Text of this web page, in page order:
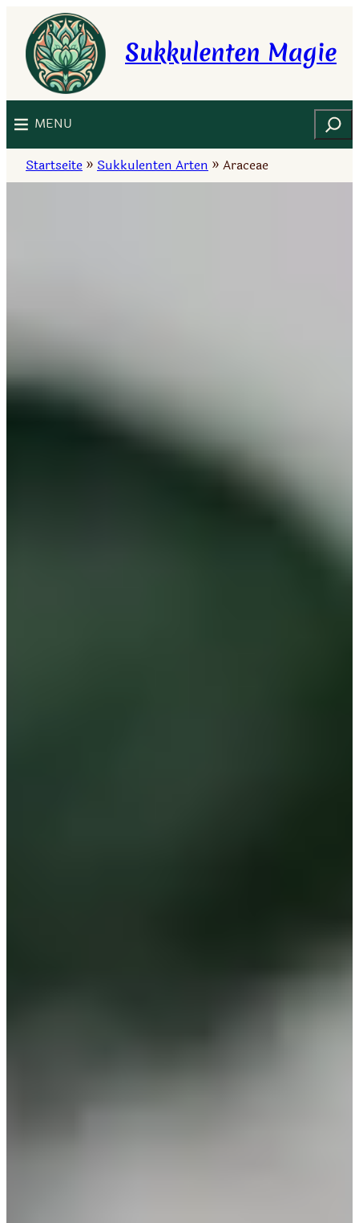
Inhalt
springen
Sukkulenten Magie
MENU Suchen
Startseite » Sukkulenten Arten » Araceae